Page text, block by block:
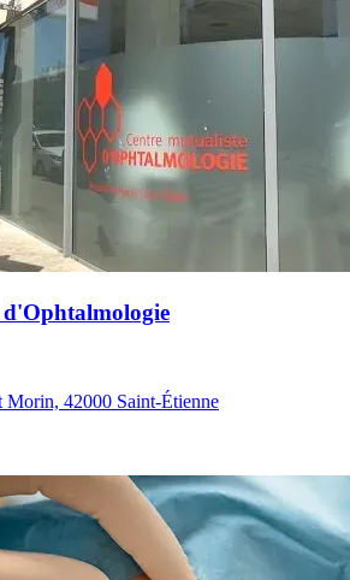
Morin, 42000 Saint-Étienne